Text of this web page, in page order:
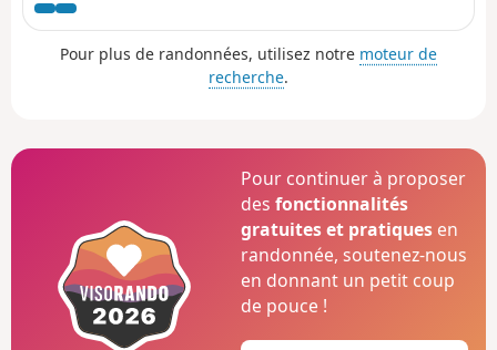
Pour plus de randonnées, utilisez notre moteur de
recherche.
Pour continuer à proposer
desfonctionnalités
gratuites et pratiques en
randonnée, soutenez-nous
en donnant un petit coup
de pouce !